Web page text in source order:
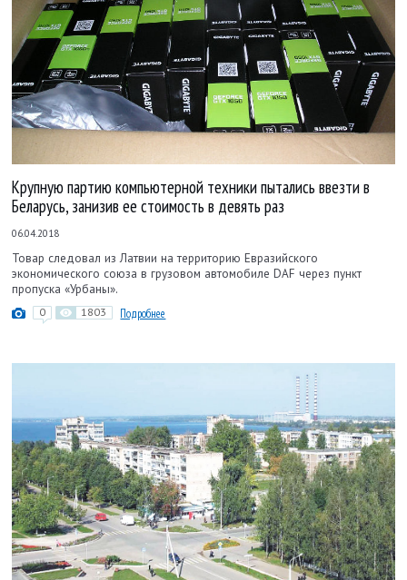
Крупную партию компьютерной техники пытались ввезти в
Беларусь, занизив ее стоимость в девять раз
06.04.2018
Товар следовал из Латвии на территорию Евразийского
экономического союза в грузовом автомобиле DAF через пункт
пропуска «Урбаны».
0 1803 Подробнее